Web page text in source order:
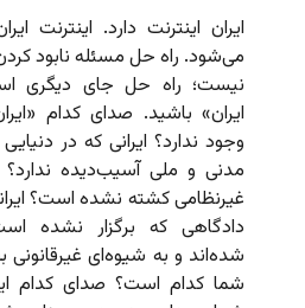
ایران اینترنت دارد. اینترنت
می‌شود. راه حل مسئله نابود
نیست؛ راه حل جای دیگری
ایران»‌ باشید. صدای کدام
وجود ندارد؟ ایرانی که در
مدنی و ملی آسیب‌دیده
غیرنظامی کشته نشده است؟
دادگاهی که برگزار نشده
شده‌اند و به شیوه‌ای غیرقانونی
شما کدام است؟ صدای کدام